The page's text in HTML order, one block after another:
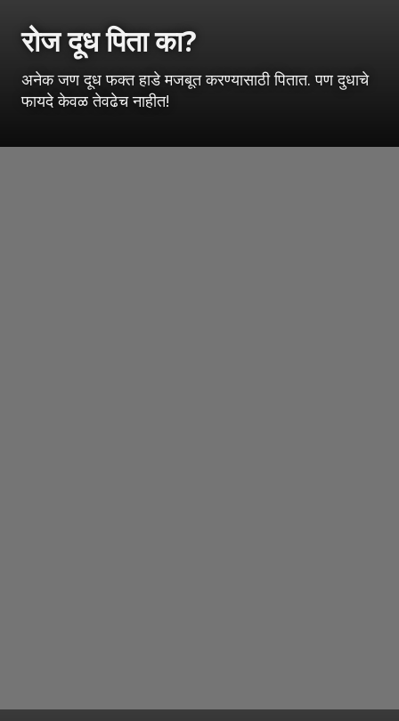
रोज दूध पिता का?
अनेक जण दूध फक्त हाडे मजबूत करण्यासाठी पितात. पण दुधाचे
फायदे केवळ तेवढेच नाहीत!